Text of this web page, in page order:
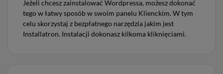
Jeżeli chcesz zainstalować Wordpressa, możesz dokonać
tego w łatwy sposób w swoim panelu Klienckim. W tym
celu skorzystaj z bezpłatnego narzędzia jakim jest
Installatron. Instalacji dokonasz kilkoma kliknięciami.